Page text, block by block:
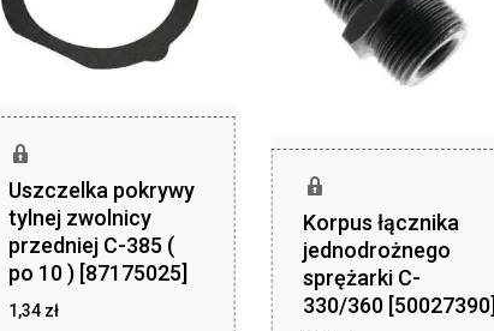
Uszczelka pokrywy
tylnej zwolnicy
przedniej C-385 (
po 10 ) [87175025]
1,34 zł
Korpus łącznika
jednodrożnego
sprężarki C-
330/360 [50027390]